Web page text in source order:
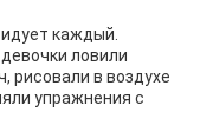
каждый.
ловили
рисовали в воздухе
упражнения с